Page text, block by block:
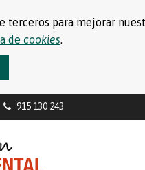
terceros para mejorar
de cookies.
915 130 243